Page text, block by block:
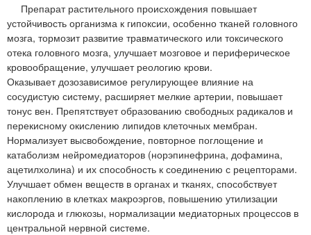
Препарат растительного происхождения повышает
устойчивость организма к гипоксии, особенно тканей головного
мозга, тормозит развитие травматического или токсического
отека головного мозга, улучшает мозговое и периферическое
кровообращение, улучшает реологию крови.
Оказывает дозозависимое регулирующее влияние на
сосудистую систему, расширяет мелкие артерии, повышает
тонус вен. Препятствует образованию свободных радикалов и
перекисному окислению липидов клеточных мембран.
Нормализует высвобождение, повторное поглощение и
катаболизм нейромедиаторов (норэпинефрина, дофамина,
ацетилхолина) и их способность к соединению с рецепторами.
Улучшает обмен веществ в органах и тканях, способствует
накоплению в клетках макроэргов, повышению утилизации
кислорода и глюкозы, нормализации медиаторных процессов в
центральной нервной системе.